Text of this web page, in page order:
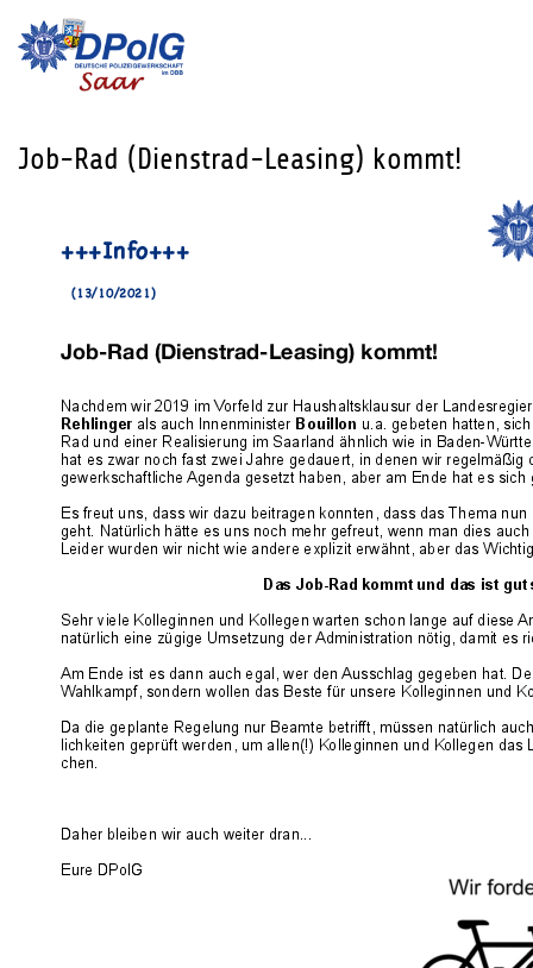
Job-Rad (Dienstrad-Leasing) kommt!